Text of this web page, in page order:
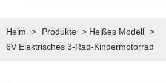
Heim > Produkte > Heißes Modell >
6V Elektrisches 3-Rad-Kindermotorrad